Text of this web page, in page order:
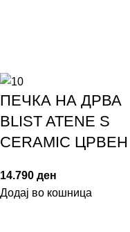
ПЕЧКА НА ДРВА
BLIST ATENE S
CERAMIC ЦРВЕН
14.790 ден
Додај во кошница